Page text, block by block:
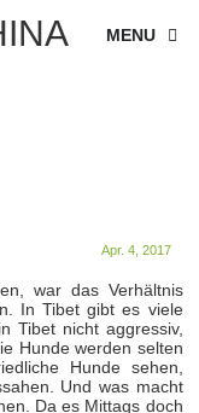
MENU
Apr. 4, 2017
war das Verhältnis
In Tibet gibt es viele
Tibet nicht aggressiv,
Hunde werden selten
Hunde sehen,
Und was macht
Da es Mittags doch